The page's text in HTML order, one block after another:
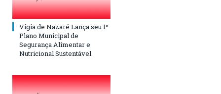
Vigia de Nazaré Lança seu 1º
Plano Municipal de
Segurança Alimentar e
Nutricional Sustentável